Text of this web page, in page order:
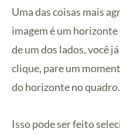
Uma das coisas mais
imagem é um
de um dos lados, você
clique, pare um
do horizonte no quadro.
Isso pode ser feito